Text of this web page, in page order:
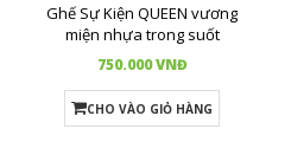
Ghế Sự Kiện QUEEN vương
miện nhựa trong suốt
750.000 VNĐ
CHO VÀO GIỎ HÀNG